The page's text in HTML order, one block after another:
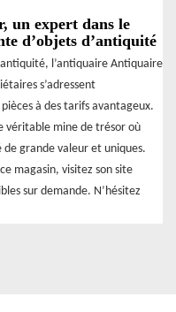
un expert dans le
d’objets d’antiquité
l’antiquaire Antiquaire
s’adressent
à des tarifs avantageux.
véritable mine de trésor où
de grande valeur et uniques.
magasin, visitez son site
sur demande. N’hésitez